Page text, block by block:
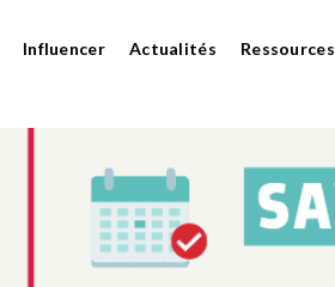
Influencer Actualités Ressources